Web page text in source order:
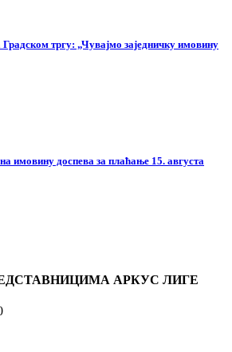
тргу: „Чувајмо заједничку имовину
имовину доспева за плаћање 15. августа
АРКУС ЛИГЕ